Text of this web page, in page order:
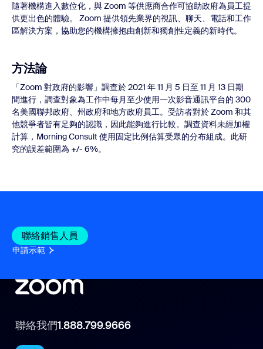
隨著機構進入數位化，與 Zoom 等供應商合作可協助政府為員工提
供更出色的體驗。 Zoom 提供領先業界的視訊、聊天、電話和工作
區解決方案，協助您的機構擁抱由創新和獨創性定義的新時代。
方法論
「Zoom 對政府的影響」調查於 2021 年 11 月 5 日至 11 月 13 日期
間進行，調查對象為工作中每月至少使用一次影音通訊平台的 300
名美國聯邦政府、州政府和地方政府員工。受訪者對於 Zoom 和其
他競爭者皆有足夠的認識，因此能夠進行比較。調查資料未經加權
計算，Morning Consult 使用固定比例估算受眾的分布組成。此研
究的誤差範圍為 +/- 6%。
聯絡銷售人員
申請示範
聯絡我們1.888.799.9666